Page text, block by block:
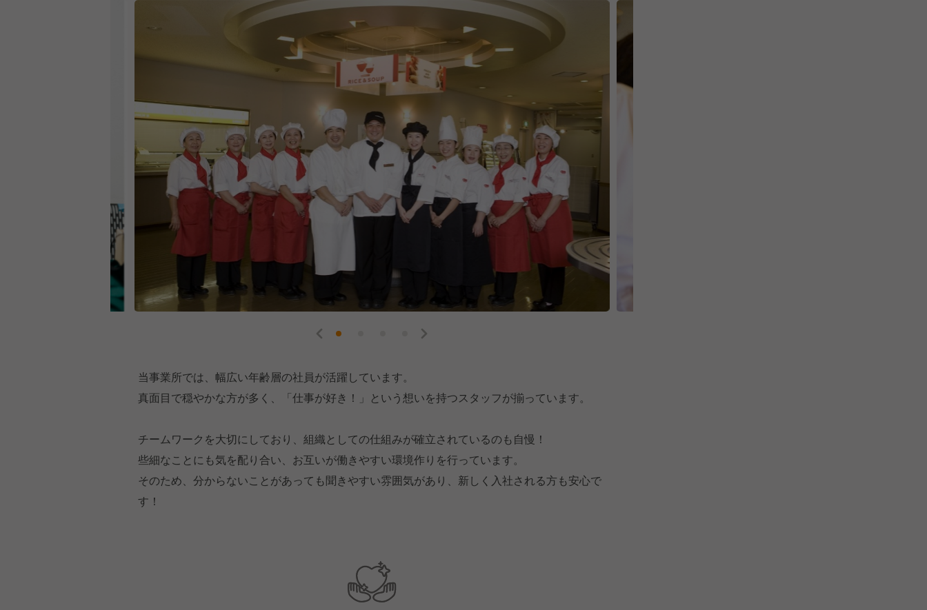
当事業所では、幅広い年齢層の社員が活躍しています。
真面目で穏やかな方が多く、「仕事が好き！」という想いを持つスタッフが揃っています。
チームワークを大切にしており、組織としての仕組みが確立されているのも自慢！
些細なことにも気を配り合い、お互いが働きやすい環境作りを行っています。
そのため、分からないことがあっても聞きやすい雰囲気があり、新しく入社される方も安心で
す！